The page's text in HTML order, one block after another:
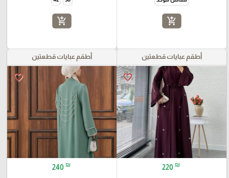
add_shopping_cart
add_shopping_cart
أطقم عبايات قطعتين
favorite_border
220 ₪
أطقم عبايات قطعتين
favorite_border
240 ₪